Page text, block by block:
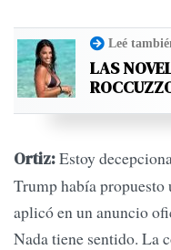
Leé
LAS
Ortiz:Estoy
Trump había
aplicó en un anuncio
Nada tiene sentido. La